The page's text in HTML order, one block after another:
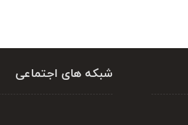
شبکه های اجتماعی